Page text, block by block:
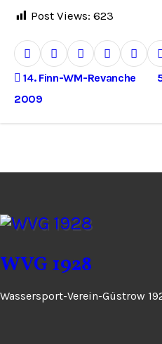
Post Views: 623
B
e
t
a
g
14. Finn-WM-Revanche
2009
WVG 1928
Wassersport-Verein-Güstrow